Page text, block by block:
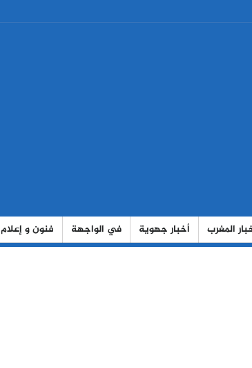
المغرب أخبار جهوية في الواجهة فنون و إعلام